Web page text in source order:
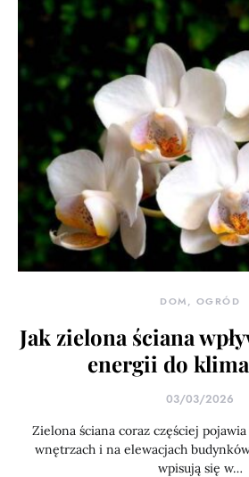
DOM, OGRÓD
Jak zielona ściana
energii do
03/03/2026
Zielona ściana coraz częściej
wnętrzach i na elewacjach
wpisują się w…